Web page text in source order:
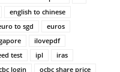
english to chinese
to sgd
euros
ilovepdf
test ipl
iras
login
ocbc share price